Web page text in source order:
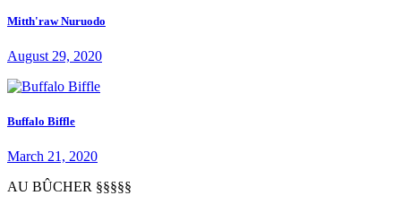
Mitth'raw Nuruodo
August 29, 2020
Buffalo Biffle
March 21, 2020
AU BÛCHER §§§§§